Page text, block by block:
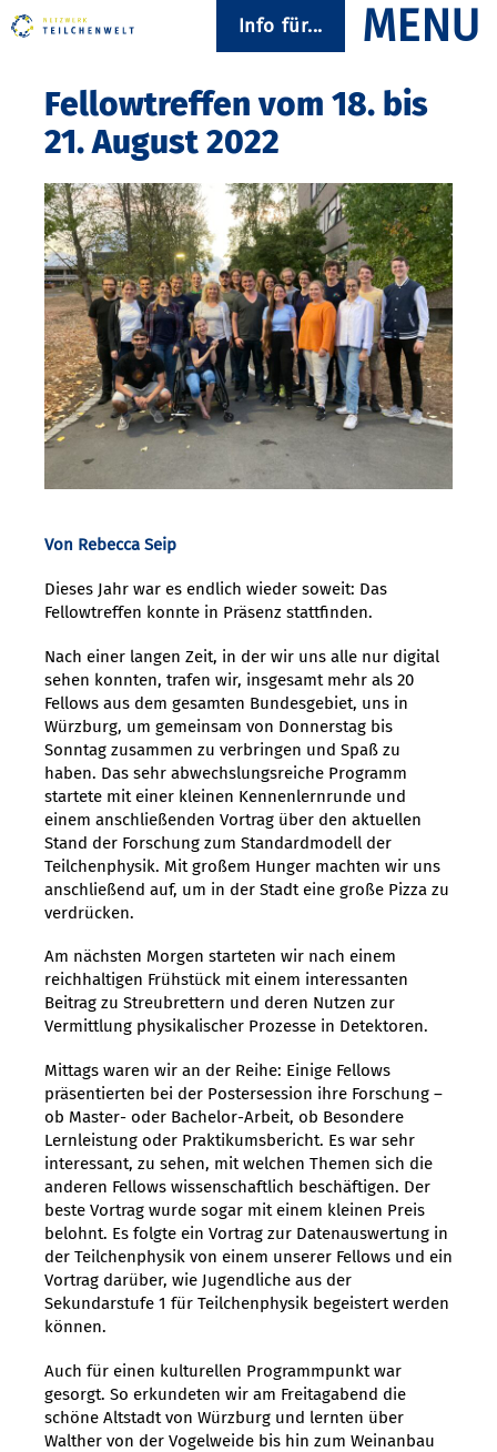
Info für...
Fellowtreffen vom 18. bis
21. August 2022
Von Rebecca Seip
Dieses Jahr war es endlich wieder soweit: Das
Fellowtreffen konnte in Präsenz stattfinden.
Nach einer langen Zeit, in der wir uns alle nur digital
sehen konnten, trafen wir, insgesamt mehr als 20
Fellows aus dem gesamten Bundesgebiet, uns in
Würzburg, um gemeinsam von Donnerstag bis
Sonntag zusammen zu verbringen und Spaß zu
haben. Das sehr abwechslungsreiche Programm
startete mit einer kleinen Kennenlernrunde und
einem anschließenden Vortrag über den aktuellen
Stand der Forschung zum Standardmodell der
Teilchenphysik. Mit großem Hunger machten wir uns
anschließend auf, um in der Stadt eine große Pizza zu
verdrücken.
Am nächsten Morgen starteten wir nach einem
reichhaltigen Frühstück mit einem interessanten
Beitrag zu Streubrettern und deren Nutzen zur
Vermittlung physikalischer Prozesse in Detektoren.
Mittags waren wir an der Reihe: Einige Fellows
präsentierten bei der Postersession ihre Forschung –
ob Master- oder Bachelor-Arbeit, ob Besondere
Lernleistung oder Praktikumsbericht. Es war sehr
interessant, zu sehen, mit welchen Themen sich die
anderen Fellows wissenschaftlich beschäftigen. Der
beste Vortrag wurde sogar mit einem kleinen Preis
belohnt. Es folgte ein Vortrag zur Datenauswertung in
der Teilchenphysik von einem unserer Fellows und ein
Vortrag darüber, wie Jugendliche aus der
Sekundarstufe 1 für Teilchenphysik begeistert werden
können.
Auch für einen kulturellen Programmpunkt war
gesorgt. So erkundeten wir am Freitagabend die
schöne Altstadt von Würzburg und lernten über
Walther von der Vogelweide bis hin zum Weinanbau